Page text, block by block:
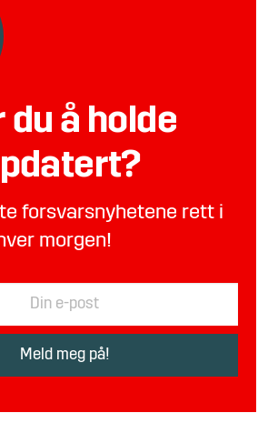
du å holde
forsvarsnyhetene rett i
morgen!